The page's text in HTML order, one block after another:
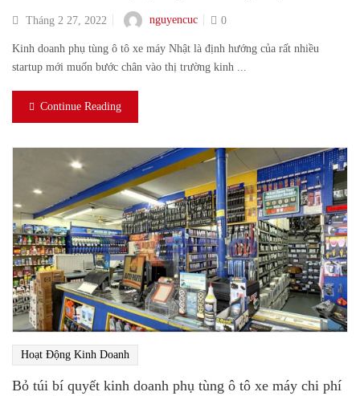
Tháng 2 27, 2022 nguyencuc 0
Kinh doanh phụ tùng ô tô xe máy Nhật là định hướng của rất nhiều
startup mới muốn bước chân vào thị trường kinh ...
Continue Reading
Hoạt Động Kinh Doanh
Bỏ túi bí quyết kinh doanh phụ tùng ô tô xe máy chi phí